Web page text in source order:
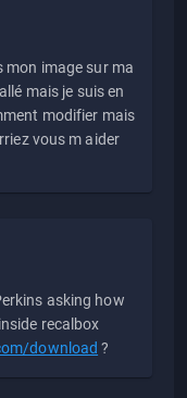
mon image sur ma
mais je suis en
modifier mais
vous m aider
asking how
recalbox
download ?